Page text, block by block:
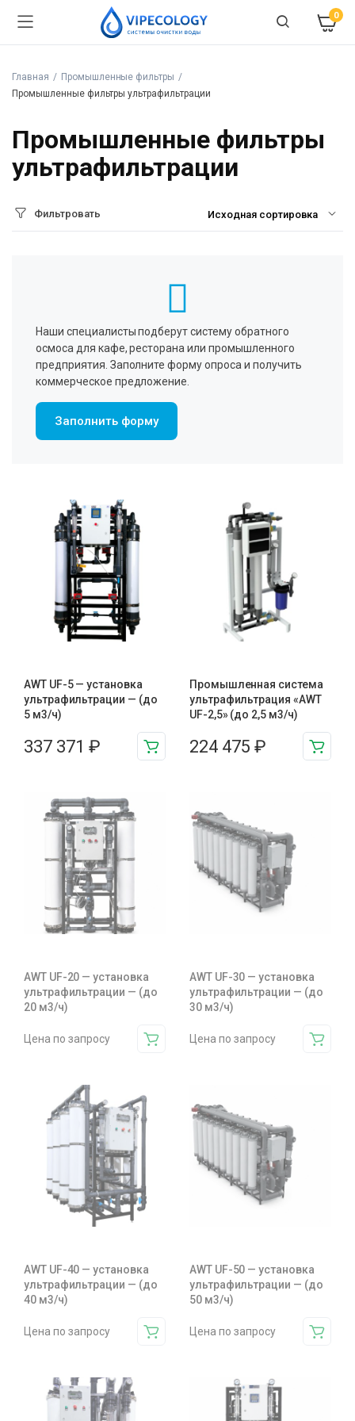
0
Главная
Промышленные фильтры
Промышленные фильтры ультрафильтрации
Промышленные фильтры
ультрафильтрации
Фильтровать
Наши специалисты подберут систему обратного
осмоса для кафе, ресторана или промышленного
предприятия. Заполните форму опроса и получить
коммерческое предложение.
Заполнить форму
AWT UF-5 — установка
ультрафильтрации — (до
5 м3/ч)
337 371 ₽
Промышленная система
ультрафильтрация «AWT
UF-2,5» (до 2,5 м3/ч)
224 475 ₽
AWT UF-20 — установка
ультрафильтрации — (до
20 м3/ч)
Цена по запросу
AWT UF-30 — установка
ультрафильтрации — (до
30 м3/ч)
Цена по запросу
AWT UF-40 — установка
ультрафильтрации — (до
40 м3/ч)
Цена по запросу
AWT UF-50 — установка
ультрафильтрации — (до
50 м3/ч)
Цена по запросу